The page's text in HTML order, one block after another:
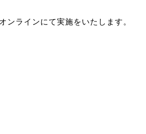
ラインにて実施をいたします。